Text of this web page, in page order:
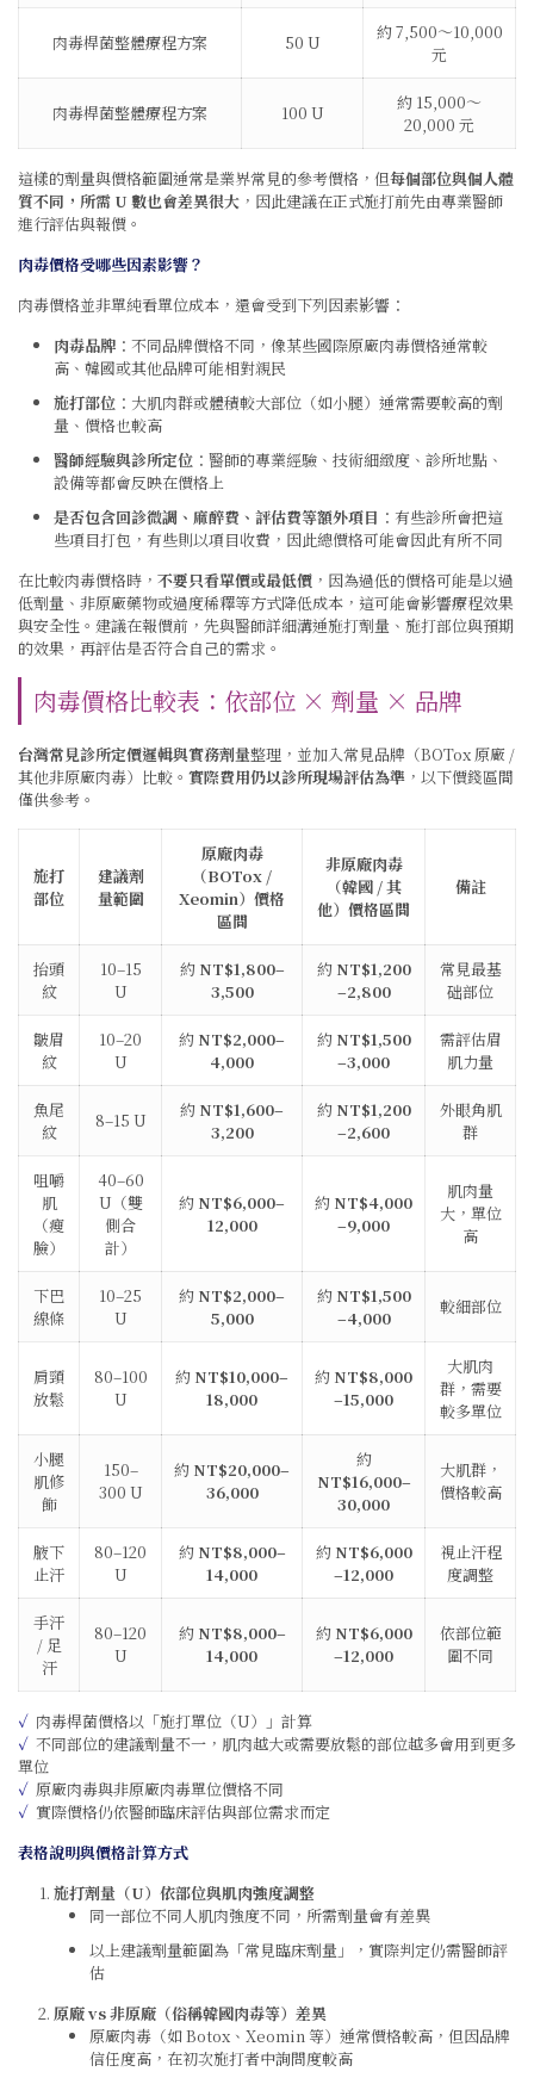
肉毒桿菌整體療程方案 50 U
約 7,500～10,000
元
肉毒桿菌整體療程方案 100 U
約 15,000～
20,000 元
這樣的劑量與價格範圍通常是業界常見的參考價格，但每個部位與個人體
質不同，所需 U 數也會差異很大 ，因此建議在正式施打前先由專業醫師
進行評估與報價。
肉毒價格受哪些因素影響？
肉毒價格並非單純看單位成本，還會受到下列因素影響：
肉毒品牌 ：不同品牌價格不同，像某些國際原廠肉毒價格通常較
高、韓國或其他品牌可能相對親民
施打部位 ：大肌肉群或體積較大部位（如小腿）通常需要較高的劑
量、價格也較高
醫師經驗與診所定位 ：醫師的專業經驗、技術細緻度、診所地點、
設備等都會反映在價格上
是否包含回診微調、麻醉費、評估費等額外項目 ：有些診所會把這
些項目打包，有些則以項目收費，因此總價格可能會因此有所不同
在比較肉毒價格時， 不要只看單價或最低價 ，因為過低的價格可能是以過
低劑量、非原廠藥物或過度稀釋等方式降低成本，這可能會影響療程效果
與安全性。建議在報價前，先與醫師詳細溝通施打劑量、施打部位與預期
的效果，再評估是否符合自己的需求。
肉毒價格比較表：依部位 × 劑量 × 品牌
台灣常見診所定價邏輯與實務劑量整理，並加入常見品牌（BOTox 原廠 /
其他非原廠肉毒）比較。 實際費用仍以診所現場評估為準 ，以下價錢區間
僅供參考。
施打
部位
建議劑
量範圍
原廠肉毒
（BOTox /
Xeomin）價格
區間
非原廠肉毒
（韓國 / 其
他）價格區間
備註
抬頭
紋
10–15
U
約 NT$1,800–
3,500
約 NT$1,200
–2,800
常見最基
础部位
皺眉
紋
10–20
U
約 NT$2,000–
4,000
約 NT$1,500
–3,000
需評估眉
肌力量
魚尾
紋
8–15 U 約 NT$1,600–
3,200
約 NT$1,200
–2,600
外眼角肌
群
咀嚼
肌
（瘦
臉）
40–60
U（雙
側合
計）
約 NT$6,000–
12,000
約 NT$4,000
–9,000
肌肉量
大，單位
高
下巴
線條
10–25
U
約 NT$2,000–
5,000
約 NT$1,500
–4,000
較細部位
肩頸
放鬆
80–100
U
約 NT$10,000–
18,000
約 NT$8,000
–15,000
大肌肉
群，需要
較多單位
小腿
肌修
飾
150–
300 U
約 NT$20,000–
36,000
約
NT$16,000–
30,000
大肌群，
價格較高
腋下
止汗
80–120
U
約 NT$8,000–
14,000
約 NT$6,000
–12,000
視止汗程
度調整
手汗
/ 足
汗
80–120
U
約 NT$8,000–
14,000
約 NT$6,000
–12,000
依部位範
圍不同
✓ 肉毒桿菌價格以「施打單位（U）」計算
✓ 不同部位的建議劑量不一，肌肉越大或需要放鬆的部位越多會用到更多
單位
✓ 原廠肉毒與非原廠肉毒單位價格不同
✓ 實際價格仍依醫師臨床評估與部位需求而定
表格說明與價格計算方式
施打劑量（U）依部位與肌肉強度調整
同一部位不同人肌肉強度不同，所需劑量會有差異
以上建議劑量範圍為「常見臨床劑量」，實際判定仍需醫師評
估
原廠 vs 非原廠（俗稱韓國肉毒等）差異
原廠肉毒（如 Botox、Xeomin 等）通常價格較高，但因品牌
信任度高，在初次施打者中詢問度較高